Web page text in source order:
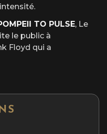
TO PULSE, Le
le public à
Floyd qui a